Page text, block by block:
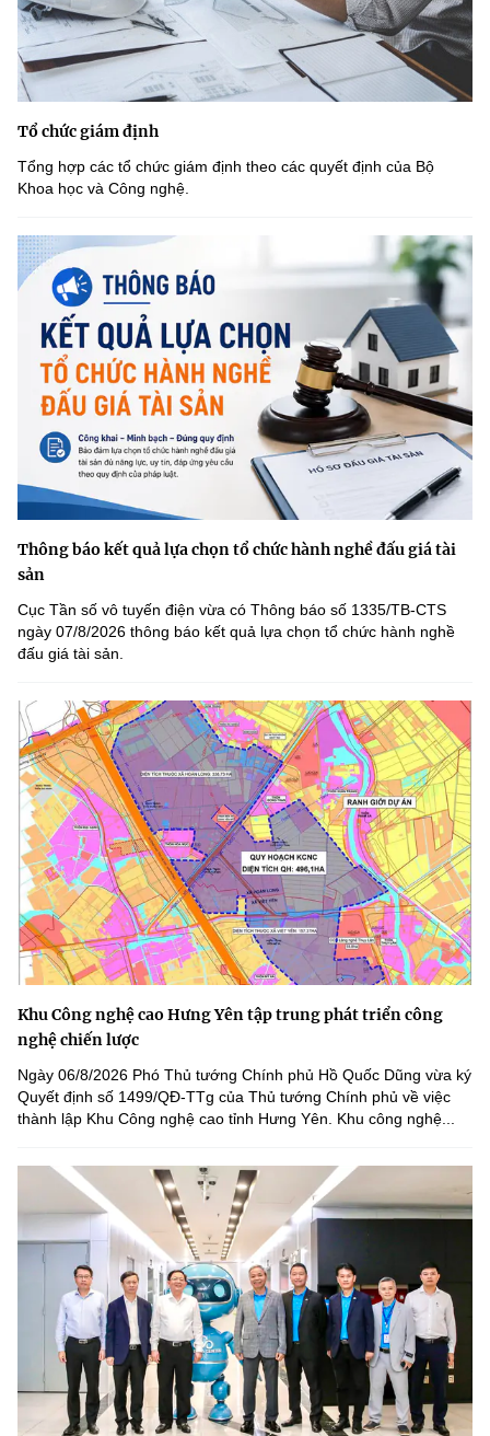
Tổ chức giám định
Tổng hợp các tổ chức giám định theo các quyết định của Bộ
Khoa học và Công nghệ.
Thông báo kết quả lựa chọn tổ chức hành nghề đấu giá tài
sản
Cục Tần số vô tuyến điện vừa có Thông báo số 1335/TB-CTS
ngày 07/8/2026 thông báo kết quả lựa chọn tổ chức hành nghề
đấu giá tài sản.
Khu Công nghệ cao Hưng Yên tập trung phát triển công
nghệ chiến lược
Ngày 06/8/2026 Phó Thủ tướng Chính phủ Hồ Quốc Dũng vừa ký
Quyết định số 1499/QĐ-TTg của Thủ tướng Chính phủ về việc
thành lập Khu Công nghệ cao tỉnh Hưng Yên. Khu công nghệ...